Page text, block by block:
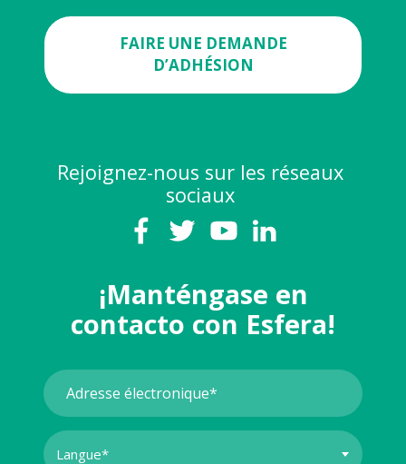
FAIRE UNE DEMANDE
D’ADHÉSION
Rejoignez-nous sur les réseaux
sociaux
¡Manténgase en
contacto con Esfera!